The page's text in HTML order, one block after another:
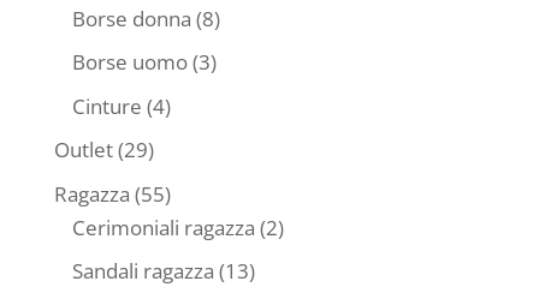
prodotti
Borse donna 88
prodotti
Borse uomo 33
Cinture 44
Outlet 2929
prodotti
Ragazza 5555
prodotti
Cerimoniali ragazza 22
Sandali ragazza 1313